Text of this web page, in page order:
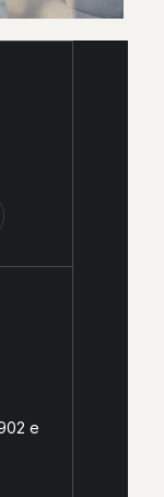
e